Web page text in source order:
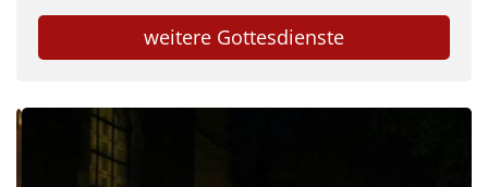
weitere Gottesdienste